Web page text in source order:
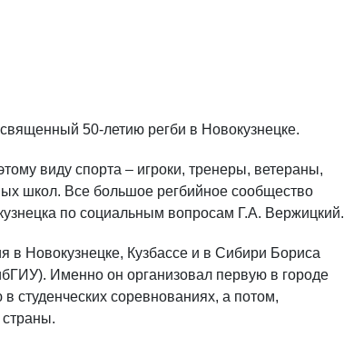
50-летию регби в Новокузнецке.
виду спорта – игроки, тренеры, ветераны,
школ. Все большое регбийное сообщество
по социальным вопросам Г.А. Вержицкий.
в Новокузнецке, Кузбассе и в Сибири Бориса
Именно он организовал первую в городе
студенческих соревнованиях, а потом,